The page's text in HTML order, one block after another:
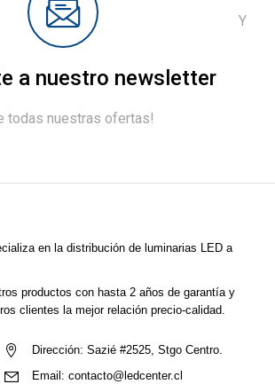
a nuestro newsletter
Y
todas nuestras ofertas!
en la distribución de luminarias LED a
productos con hasta 2 años de garantía y
clientes la mejor relación precio-calidad.
Dirección: Sazié #2525, Stgo Centro.
Email: contacto@ledcenter.cl